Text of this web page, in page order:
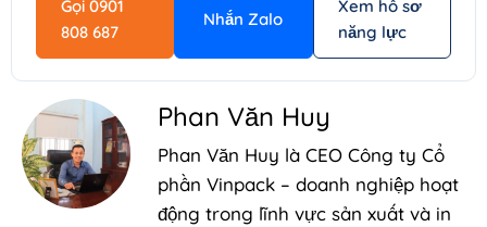
Gọi 0901
808 687
Nhắn Zalo
Xem hồ sơ
năng lực
Phan Văn Huy
Phan Văn Huy là CEO Công ty Cổ
phần Vinpack – doanh nghiệp hoạt
động trong lĩnh vực sản xuất và in